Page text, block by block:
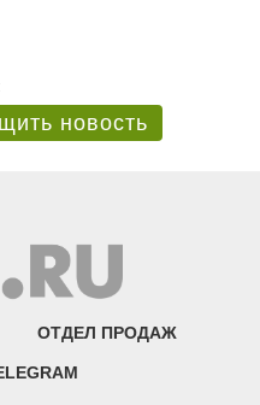
новость
ОТДЕЛ ПРОДАЖ